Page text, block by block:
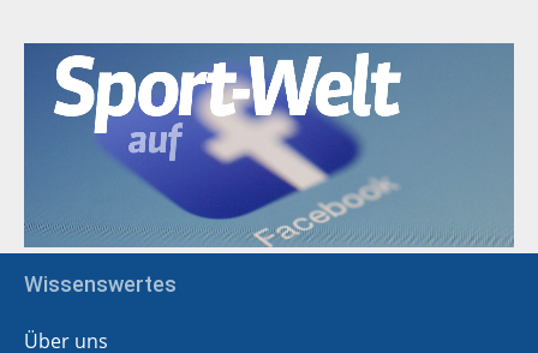
Wissenswertes
Über uns